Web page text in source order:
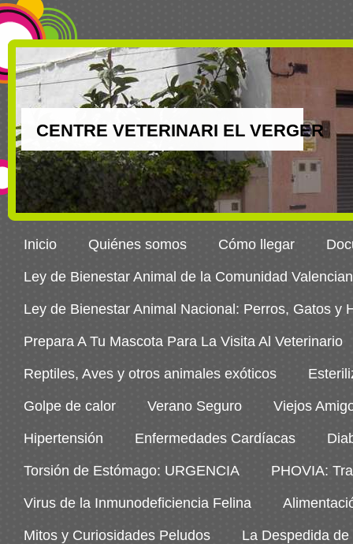
CENTRE VETERINARI EL VERGER
Inicio Quiénes somos Cómo llegar
Ley de Bienestar Animal de la Comunidad
Ley de Bienestar Animal Nacional: Perros, Gatos y
Prepara A Tu Mascota Para La Visita Al Veterinario
Reptiles, Aves y otros animales exóticos
Golpe de calor Verano Seguro Viejos
Hipertensión Enfermedades Cardíacas
Torsión de Estómago: URGENCIA PHOVIA:
Virus de la Inmunodeficiencia Felina
Mitos y Curiosidades Peludos La Despedida